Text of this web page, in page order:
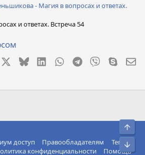
- Магия в вопросах и ответах.
и ответах. Встреча 54
BlueskyLinkedInWhatsApp
Telegram
Viber Skype
доступ Правообладателям
Теги
конфиденциальности Помощь